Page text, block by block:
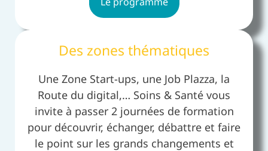
Des zones thématiques
Une Zone Start-ups, une Job Plazza, la
Route du digital,… Soins & Santé vous
invite à passer 2 journées de formation
pour découvrir, échanger, débattre et faire
le point sur les grands changements et